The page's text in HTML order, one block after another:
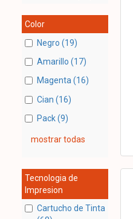
Color
Negro (19)
Amarillo (17)
Magenta (16)
Cian (16)
Pack (9)
mostrar todas
Tecnologia de
Impresion
Cartucho de Tinta